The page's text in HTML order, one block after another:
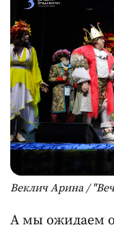
Веклич Арина /
А мы ожидаем